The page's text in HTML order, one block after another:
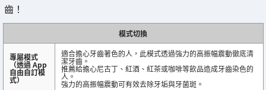
齒！
模式切換
專屬模式
（透過 App
自由自訂模
式）
適合擔心牙齒著色的人，此模式透過強力的高振幅震動徹底清
潔牙齒。
推薦給擔心尼古丁、紅酒、紅茶或咖啡等飲品造成牙齒染色的
人。
強力的高振幅震動可有效去除牙垢與牙菌斑。